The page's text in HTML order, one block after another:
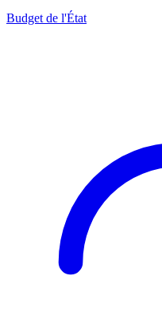
Budget de l'État